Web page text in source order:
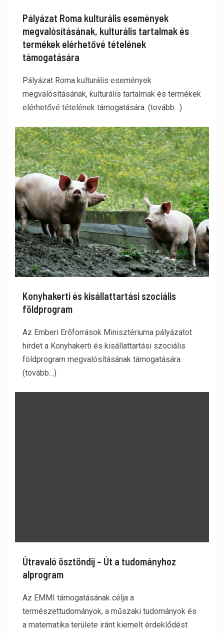
Pályázat Roma kulturális események
megvalósításának, kulturális tartalmak és
termékek elérhetővé tételének
támogatására
Pályázat Roma kulturális események
megvalósításának, kulturális tartalmak és termékek
elérhetővé tételének támogatására. (tovább…)
Konyhakerti és kisállattartási szociális
földprogram
Az Emberi Erőforrások Minisztériuma pályázatot
hirdet a Konyhakerti és kisállattartási szociális
földprogram megvalósításának támogatására.
(tovább…)
Útravaló ösztöndíj – Út a tudományhoz
alprogram
Az EMMI támogatásának célja a
természettudományok, a műszaki tudományok és
a matematika területe iránt kiemelt érdeklődést